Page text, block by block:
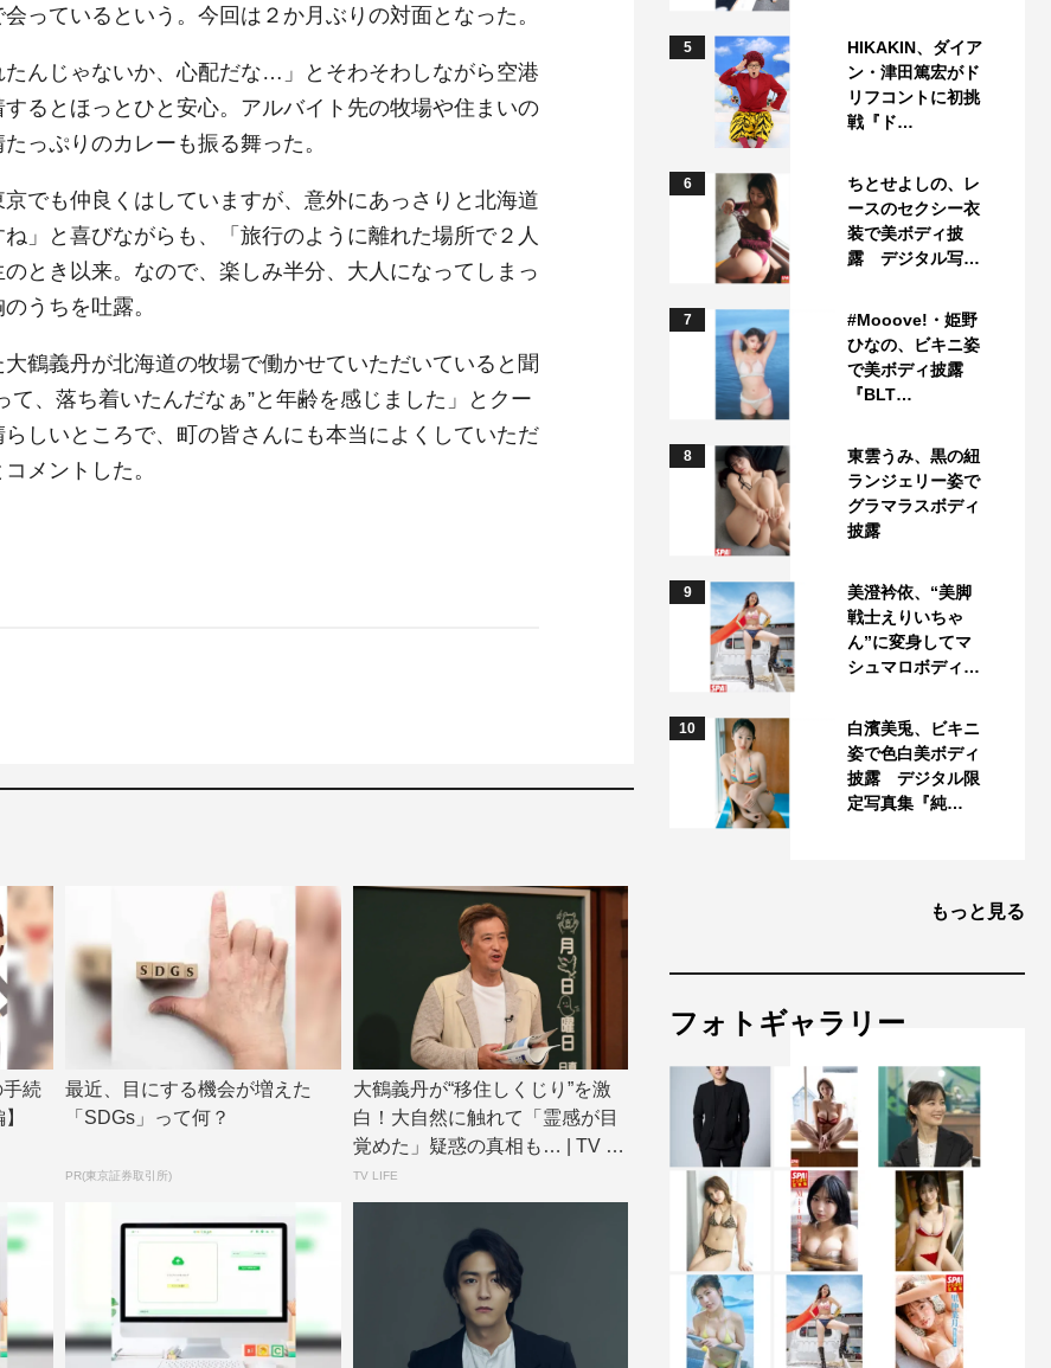
っているという。今回は２か月ぶりの対面となった。
んじゃないか、心配だな…」とそわそわしながら空港
るとほっとひと安心。アルバイト先の牧場や住まいの
っぷりのカレーも振る舞った。
でも仲良くはしていますが、意外にあっさりと北海道
」と喜びながらも、「旅行のように離れた場所で２人
とき以来。なので、楽しみ半分、大人になってしまっ
うちを吐露。
鶴義丹が北海道の牧場で働かせていただいていると聞
、落ち着いたんだなぁ”と年齢を感じました」とクー
しいところで、町の皆さんにも本当によくしていただ
メントした。
手続
最近、目にする機会が増えた
「SDGs」って何？
PR(東京証券取引所)
大鶴義丹が“移住しくじり”を激
白！大自然に触れて「霊感が目
覚めた」疑惑の真相も… | TV LI
FE...
TV LIFE
5
HIKAKIN、ダイア
ン・津田篤宏がド
リフコントに初挑
戦『ド…
6
ちとせよしの、レ
ースのセクシー衣
装で美ボディ披
露 デジタル写…
7
#Mooove!・姫野
ひなの、ビキニ姿
で美ボディ披露
『BLT…
8
東雲うみ、黒の紐
ランジェリー姿で
グラマラスボディ
披露
9
美澄衿依、“美脚
戦士えりいちゃ
ん”に変身してマ
シュマロボディ…
10
白濱美兎、ビキニ
姿で色白美ボディ
披露 デジタル限
定写真集『純…
もっと見る
フォトギャラリー